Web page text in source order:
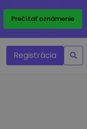
Prečítať oznámenie
Registrácia